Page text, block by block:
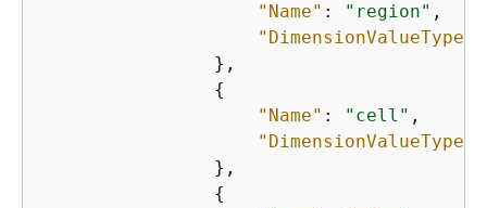
"Name" : "region" ,
"DimensionValueType"
                },
{
"Name" : "cell" ,
"DimensionValueType"
                },
{